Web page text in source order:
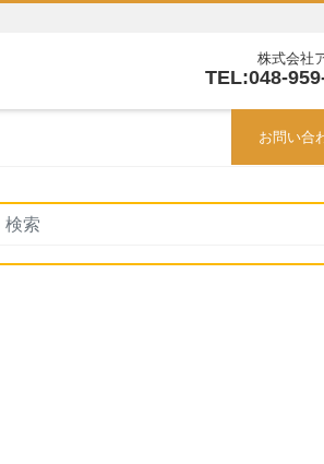
株式会社
TEL:048-
お問い合